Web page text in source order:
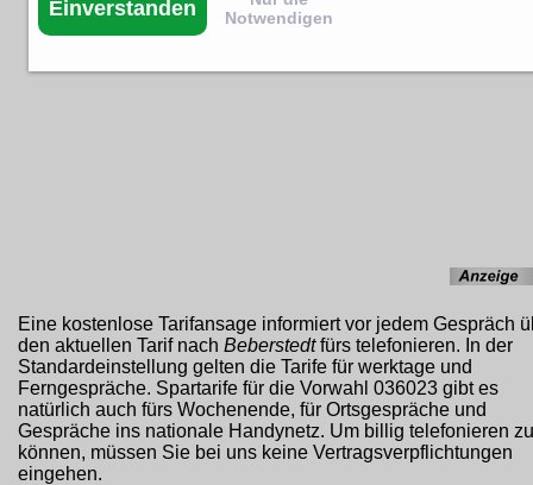
Eine kostenlose Tarifansage informiert vor jedem Gespräch
den aktuellen Tarif nach Beberstedtfürs telefonieren. In der
Standardeinstellung gelten die Tarife für werktage und
Ferngespräche. Spartarife für die Vorwahl 036023 gibt es
natürlich auch fürs Wochenende, für Ortsgespräche und
Gespräche ins nationale Handynetz. Um billig telefonieren zu
können, müssen Sie bei uns keine Vertragsverpflichtungen
eingehen.
Einverstanden
Notwendigen